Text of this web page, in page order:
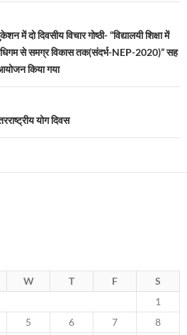
दो दिवसीय विचार गोष्ठी- “विद्यालयी शिक्षा में
से समग्र विकास तक(संदर्भ-NEP-2020)” सह
किया गया
योग दिवस
W T F
S
1
5 6 7
8